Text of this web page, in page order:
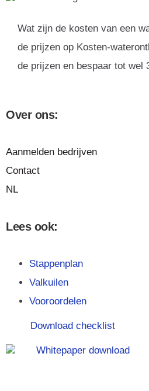
Wat zijn de kosten van een
de prijzen op Kosten-
de prijzen en bespaar tot wel
Over ons:
Aanmelden bedrijven
Contact
NL
Lees ook:
Stappenplan
Valkuilen
Vooroordelen
Download checklist
Whitepaper download